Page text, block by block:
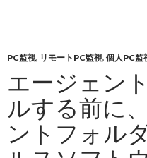
PC監視, リモートPC監視, 個人PC監
エージェン
ルする前に
ントフォル